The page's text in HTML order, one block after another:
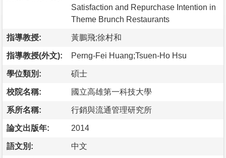
Satisfaction and Repurchase Intention in
Theme Brunch Restaurants
指導教授: 黃鵬飛;徐村和
指導教授(外文): Perng-Fei Huang;Tsuen-Ho Hsu
學位類別: 碩士
校院名稱: 國立高雄第一科技大學
系所名稱: 行銷與流通管理研究所
論文出版年: 2014
語文別: 中文